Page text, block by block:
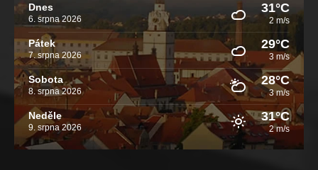
Dnes
6. srpna 2026
31°C
2 m/s
Pátek
7. srpna 2026
29°C
3 m/s
Sobota
8. srpna 2026
28°C
3 m/s
Neděle
9. srpna 2026
31°C
2 m/s